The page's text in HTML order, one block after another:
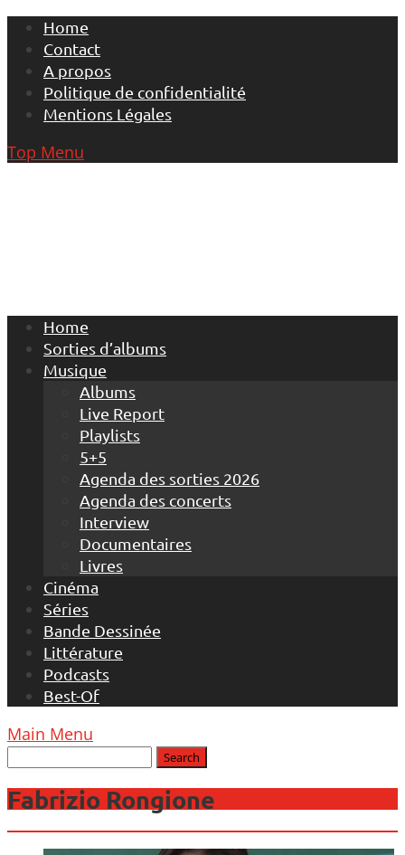
Skip
content
Home
Contact
A propos
Politique de confidentialité
Mentions Légales
Top Menu
Home
Sorties d’albums
Musique
Albums
Live Report
Playlists
5+5
Agenda des sorties 2026
Agenda des concerts
Interview
Documentaires
Livres
Cinéma
Séries
Bande Dessinée
Littérature
Podcasts
Best-Of
Main Menu
Fabrizio Rongione